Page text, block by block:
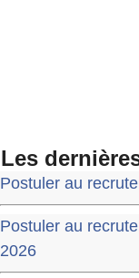
Les
Postuler au
Postuler au
2026